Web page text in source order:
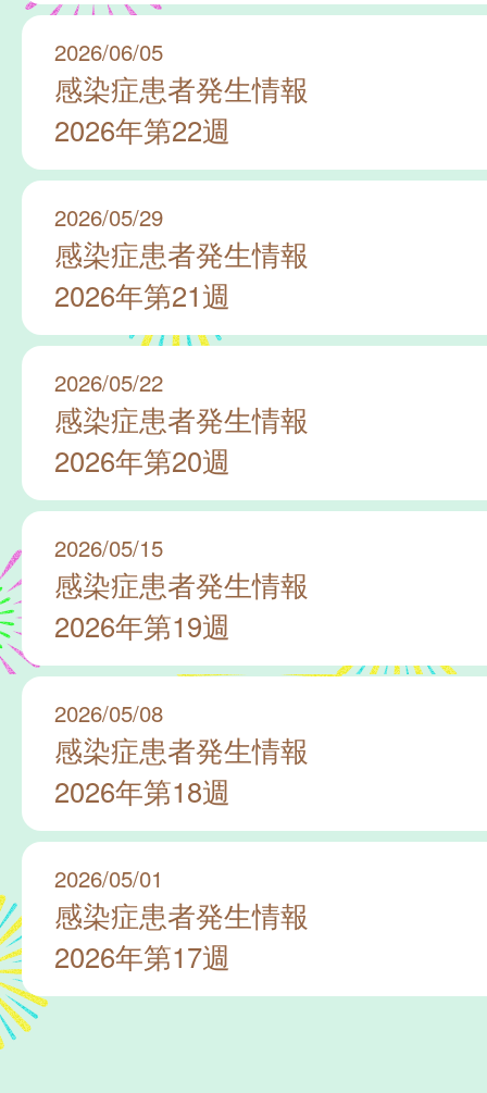
2026/06/05
感染症患者発生情報
2026年第22週
2026/05/29
感染症患者発生情報
2026年第21週
2026/05/22
感染症患者発生情報
2026年第20週
2026/05/15
感染症患者発生情報
2026年第19週
2026/05/08
感染症患者発生情報
2026年第18週
2026/05/01
感染症患者発生情報
2026年第17週